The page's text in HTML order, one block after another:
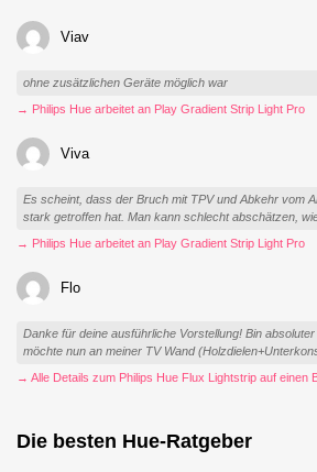
Viav
ohne zusätzlichen Geräte möglich war
→ Philips Hue arbeitet an Play Gradient Strip Light Pro
Viva
Es scheint, dass der Bruch mit TPV und Abkehr vom
stark getroffen hat. Man kann schlecht abschätzen, wie
→ Philips Hue arbeitet an Play Gradient Strip Light Pro
Flo
Danke für deine ausführliche Vorstellung! Bin
möchte nun an meiner TV Wand
→ Alle Details zum Philips Hue Flux Lightstrip auf einen
Die besten Hue-Ratgeber